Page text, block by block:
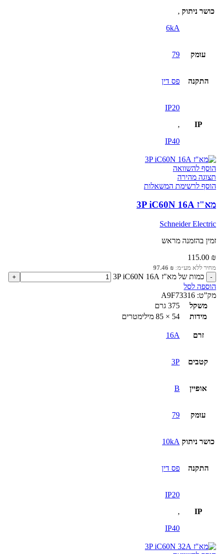
כושר ניתוק ,
6kA
עומק 79
התקנה פס דין
IP
IP20
,
IP40
הוסף להשוואה
תצוגה מהירה
הוסף לרשימת המשאלות
מא"ז 3P iC60N 16A
Schneider Electric
זמין בהזמנה מראש
115.00 ₪
מחיר ללא מע״מ: 97.46 ₪
כמות של מא"ז 3P iC60N 16A
הוספה לסל
מק”ט: A9F73316
משקל
375 גרם
מידות
54 × 85 מילימטרים
זרם 16A
קטבים 3P
אופיין B
עומק 79
כושר ניתוק 10kA
התקנה פס דין
IP
IP20
,
IP40